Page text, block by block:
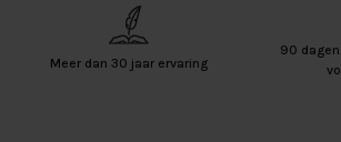
Meer dan 30 jaar ervaring
90